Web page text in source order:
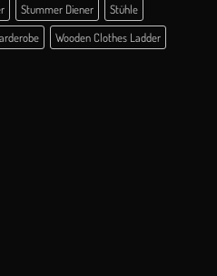
Stummer Diener
Stühle
Wooden Clothes Ladder